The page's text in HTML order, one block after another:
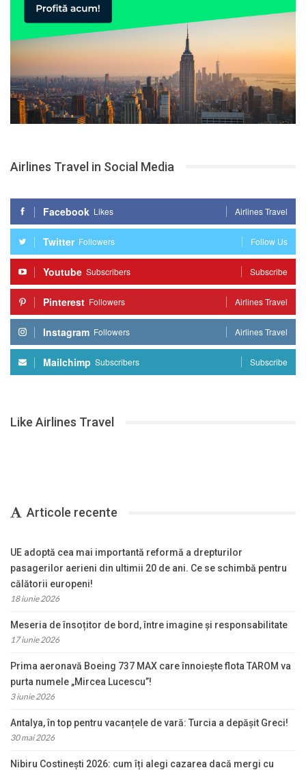
Airlines Travel in Social Media
Facebook Likes Airlines Travel
Twitter Followers Follow Us
Youtube Subscribers Subscribe
Pinterest Followers Airlines Travel
Instagram Followers Airlines Travel
Mailchimp Subscribers Subscribe
Like Airlines Travel
Articole recente
UE adoptă cea mai importantă reformă a drepturilor
pasagerilor aerieni din ultimii 20 de ani. Ce se schimbă pentru
călătorii europeni!
18 iunie 2026
Meseria de însoțitor de bord, între imagine și responsabilitate
17 iunie 2026
Prima aeronavă Boeing 737 MAX care înnoiește flota TAROM va
purta numele „Mircea Lucescu”!
3 iunie 2026
Antalya, în top pentru vacanțele de vară: Turcia a depășit Greci!
30 mai 2026
Nibiru Costinești 2026: cum îți alegi cazarea dacă mergi cu